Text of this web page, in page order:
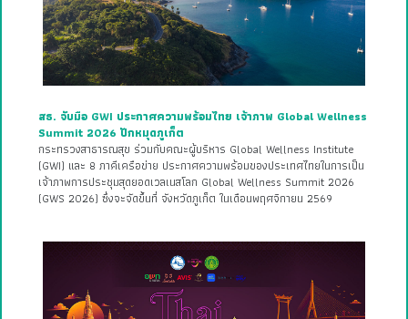
สธ. จับมือ GWI ประกาศความพร้อมไทย เจ้าภาพ Global Wellness
Summit 2026 ปักหมุดภูเก็ต
กระทรวงสาธารณสุข ร่วมกับคณะผู้บริหาร Global Wellness Institute
(GWI) และ 8 ภาคีเครือข่าย ประกาศความพร้อมของประเทศไทยในการเป็น
เจ้าภาพการประชุมสุดยอดเวลเนสโลก Global Wellness Summit 2026
(GWS 2026) ซึ่งจะจัดขึ้นที่ จังหวัดภูเก็ต ในเดือนพฤศจิกายน 2569